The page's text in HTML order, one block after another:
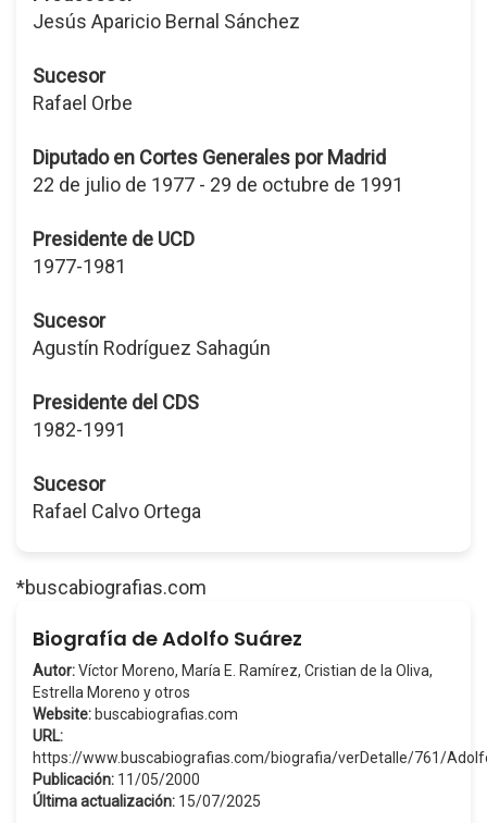
Jesús Aparicio Bernal Sánchez
Sucesor
Rafael Orbe
Diputado en Cortes Generales por Madrid
22 de julio de 1977 - 29 de octubre de 1991
Presidente de UCD
1977-1981
Sucesor
Agustín Rodríguez Sahagún
Presidente del CDS
1982-1991
Sucesor
Rafael Calvo Ortega
*buscabiografias.com
Biografía de Adolfo Suárez
Autor:Víctor Moreno, María E. Ramírez, Cristian de la Oliva,
Estrella Moreno y otros
Website: buscabiografias.com
URL:
https://www.buscabiografias.com/biografia/verDetalle/761/
Publicación: 11/05/2000
Última actualización: 15/07/2025